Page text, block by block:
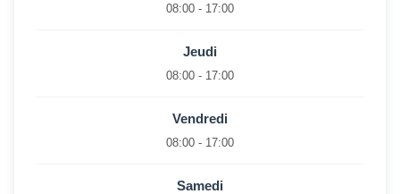
08:00 - 17:00
Jeudi
08:00 - 17:00
Vendredi
08:00 - 17:00
Samedi